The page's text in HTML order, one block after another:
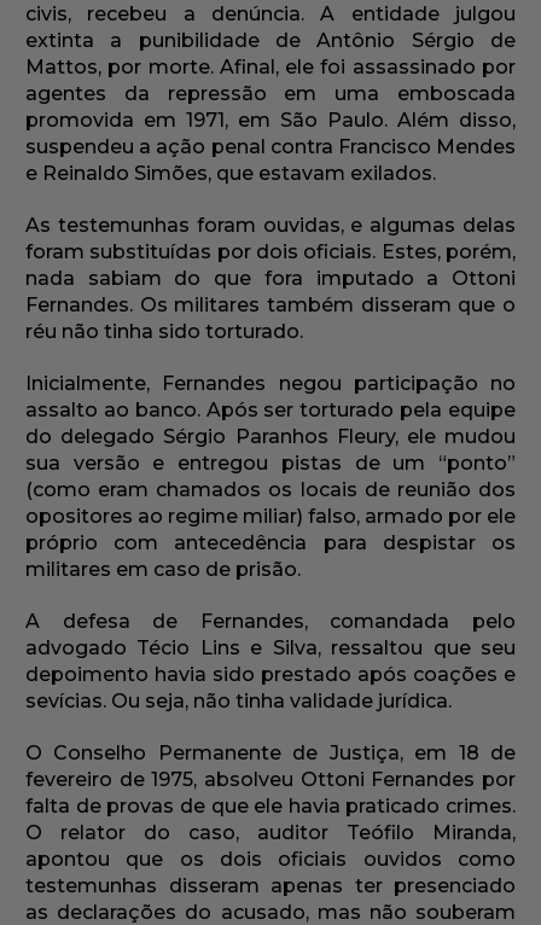
civis, recebeu a denúncia. A entidade julgou
extinta a punibilidade de Antônio Sérgio de
Mattos, por morte. Afinal, ele foi assassinado por
agentes da repressão em uma emboscada
promovida em 1971, em São Paulo. Além disso,
suspendeu a ação penal contra Francisco Mendes
e Reinaldo Simões, que estavam exilados.
As testemunhas foram ouvidas, e algumas delas
foram substituídas por dois oficiais. Estes, porém,
nada sabiam do que fora imputado a Ottoni
Fernandes. Os militares também disseram que o
réu não tinha sido torturado.
Inicialmente, Fernandes negou participação no
assalto ao banco. Após ser torturado pela equipe
do delegado Sérgio Paranhos Fleury, ele mudou
sua versão e entregou pistas de um “ponto”
(como eram chamados os locais de reunião dos
opositores ao regime miliar) falso, armado por ele
próprio com antecedência para despistar os
militares em caso de prisão.
A defesa de Fernandes, comandada pelo
advogado Técio Lins e Silva, ressaltou que seu
depoimento havia sido prestado após coações e
sevícias. Ou seja, não tinha validade jurídica.
O Conselho Permanente de Justiça, em 18 de
fevereiro de 1975, absolveu Ottoni Fernandes por
falta de provas de que ele havia praticado crimes.
O relator do caso, auditor Teófilo Miranda,
apontou que os dois oficiais ouvidos como
testemunhas disseram apenas ter presenciado
as declarações do acusado, mas não souberam